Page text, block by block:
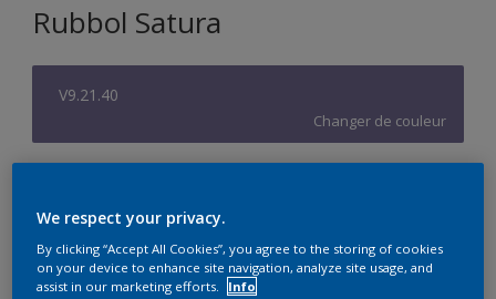
Rubbol Satura
V9.21.40
Changer de couleur
1L
Quantité Calculateur de peinture
We respect your privacy.
By clicking “Accept All Cookies”, you agree to the storing of cookies
on your device to enhance site navigation, analyze site usage, and
assist in our marketing efforts.
Info